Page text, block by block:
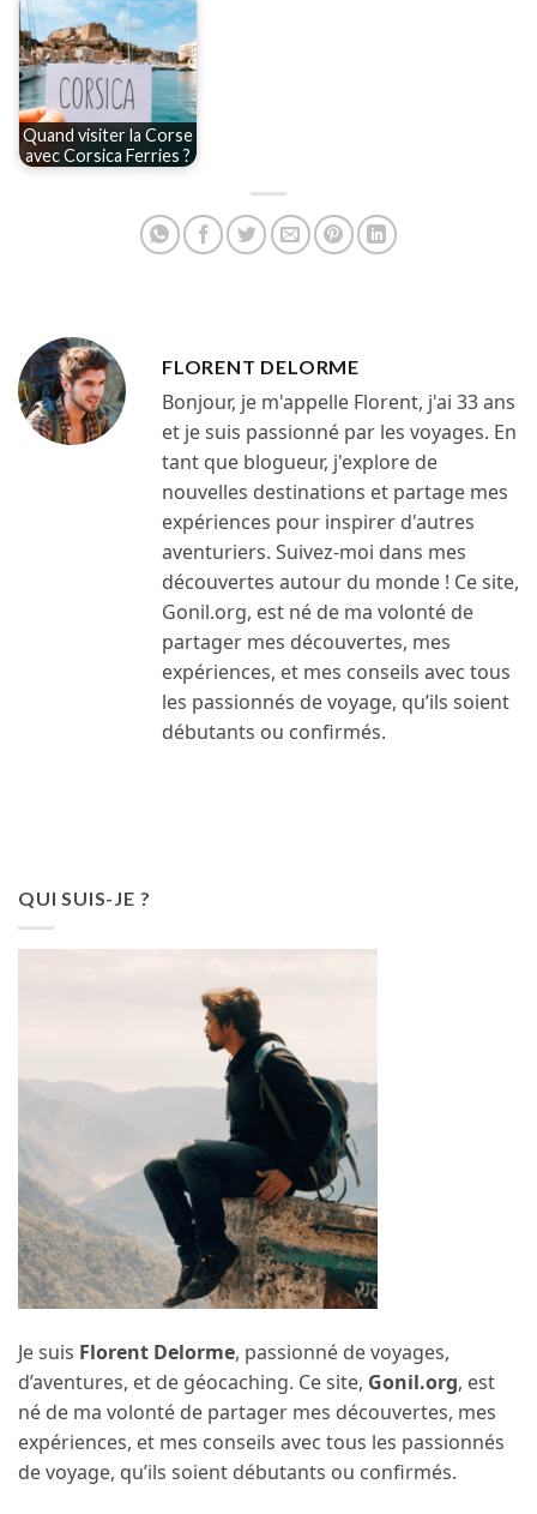
Quand visiter la Corse
avec Corsica Ferries ?
FLORENT DELORME
Bonjour, je m'appelle Florent, j'ai 33 ans
et je suis passionné par les voyages. En
tant que blogueur, j'explore de
nouvelles destinations et partage mes
expériences pour inspirer d'autres
aventuriers. Suivez-moi dans mes
découvertes autour du monde ! Ce site,
Gonil.org, est né de ma volonté de
partager mes découvertes, mes
expériences, et mes conseils avec tous
les passionnés de voyage, qu’ils soient
débutants ou confirmés.
QUI SUIS-JE ?
Je suis Florent Delorme, passionné de voyages,
d’aventures, et de géocaching. Ce site, Gonil.org, est
né de ma volonté de partager mes découvertes, mes
expériences, et mes conseils avec tous les passionnés
de voyage, qu’ils soient débutants ou confirmés.